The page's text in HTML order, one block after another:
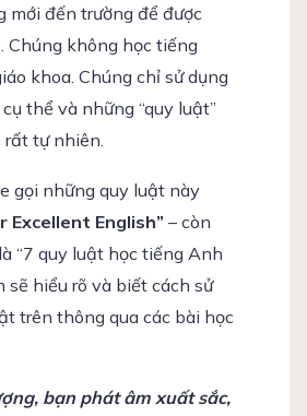
mới đến trường để được
Chúng không học tiếng
khoa. Chúng chỉ sử dụng
thể và những “quy luật”
rất tự nhiên.
gọi những quy luật này
Excellent English” – còn
“7 quy luật học tiếng Anh
sẽ hiểu rõ và biết cách sử
trên thông qua các bài học
bạn phát âm xuất sắc,